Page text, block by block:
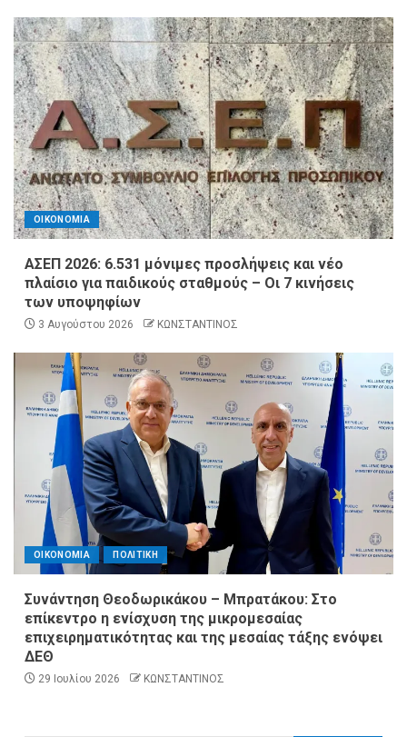
ΟΙΚΟΝΟΜΙΑ
ΑΣΕΠ 2026: 6.531 μόνιμες προσλήψεις και νέο
πλαίσιο για παιδικούς σταθμούς – Οι 7 κινήσεις
των υποψηφίων
3 Αυγούστου 2026 ΚΩΝΣΤΑΝΤΙΝΟΣ
ΟΙΚΟΝΟΜΙΑ ΠΟΛΙΤΙΚΗ
Συνάντηση Θεοδωρικάκου – Μπρατάκου: Στο
επίκεντρο η ενίσχυση της μικρομεσαίας
επιχειρηματικότητας και της μεσαίας τάξης ενόψει
ΔΕΘ
29 Ιουλίου 2026 ΚΩΝΣΤΑΝΤΙΝΟΣ